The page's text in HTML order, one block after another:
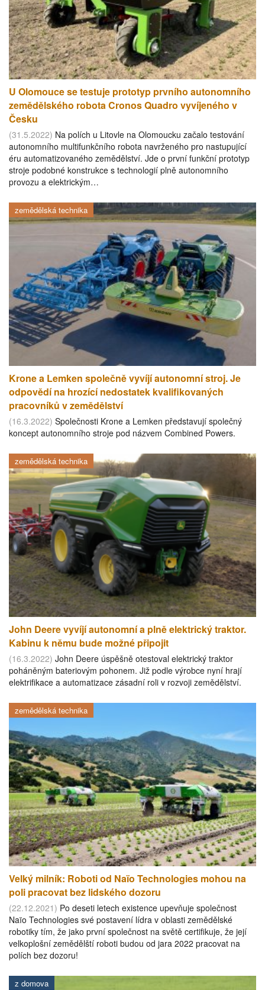
U Olomouce se testuje prototyp prvního autonomního
zemědělského robota Cronos Quadro vyvíjeného v
Česku
(31.5.2022) Na polích u Litovle na Olomoucku začalo testování
autonomního multifunkčního robota navrženého pro nastupující
éru automatizovaného zemědělství. Jde o první funkční prototyp
stroje podobné konstrukce s technologií plně autonomního
provozu a elektrickým…
zemědělská technika
Krone a Lemken společně vyvíjí autonomní stroj. Je
odpovědí na hrozící nedostatek kvalifikovaných
pracovníků v zemědělství
(16.3.2022) Společnosti Krone a Lemken představují společný
koncept autonomního stroje pod názvem Combined Powers.
zemědělská technika
John Deere vyvíjí autonomní a plně elektrický traktor.
Kabinu k němu bude možné připojit
(16.3.2022) John Deere úspěšně otestoval elektrický traktor
poháněným bateriovým pohonem. Již podle výrobce nyní hrají
elektrifikace a automatizace zásadní roli v rozvoji zemědělství.
zemědělská technika
Velký milník: Roboti od Naïo Technologies mohou na
poli pracovat bez lidského dozoru
(22.12.2021) Po deseti letech existence upevňuje společnost
Naïo Technologies své postavení lídra v oblasti zemědělské
robotiky tím, že jako první společnost na světě certifikuje, že její
velkoplošní zemědělští roboti budou od jara 2022 pracovat na
polích bez dozoru!
z domova